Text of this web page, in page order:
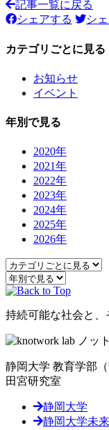
記事一覧に戻る
シェアする
シ
カテゴリごとに見る
お知らせ
イベント
年別で見る
2020年
2021年
2022年
2023年
2024年
2025年
2026年
持続可能な社会と、
静岡大学 教育学部
田宮研究室
静岡大学
静岡大学未